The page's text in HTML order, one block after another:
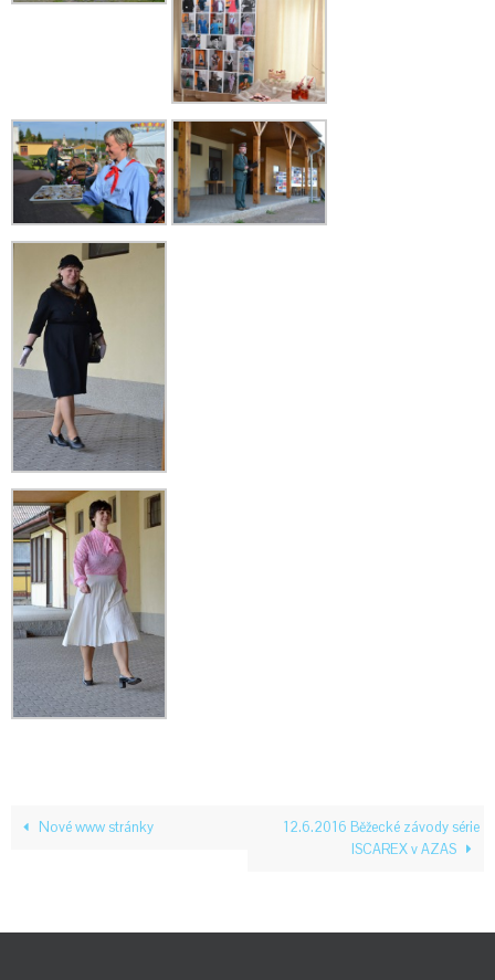
Nové www stránky
12.6.2016 Běžecké závody série
ISCAREX v AZAS